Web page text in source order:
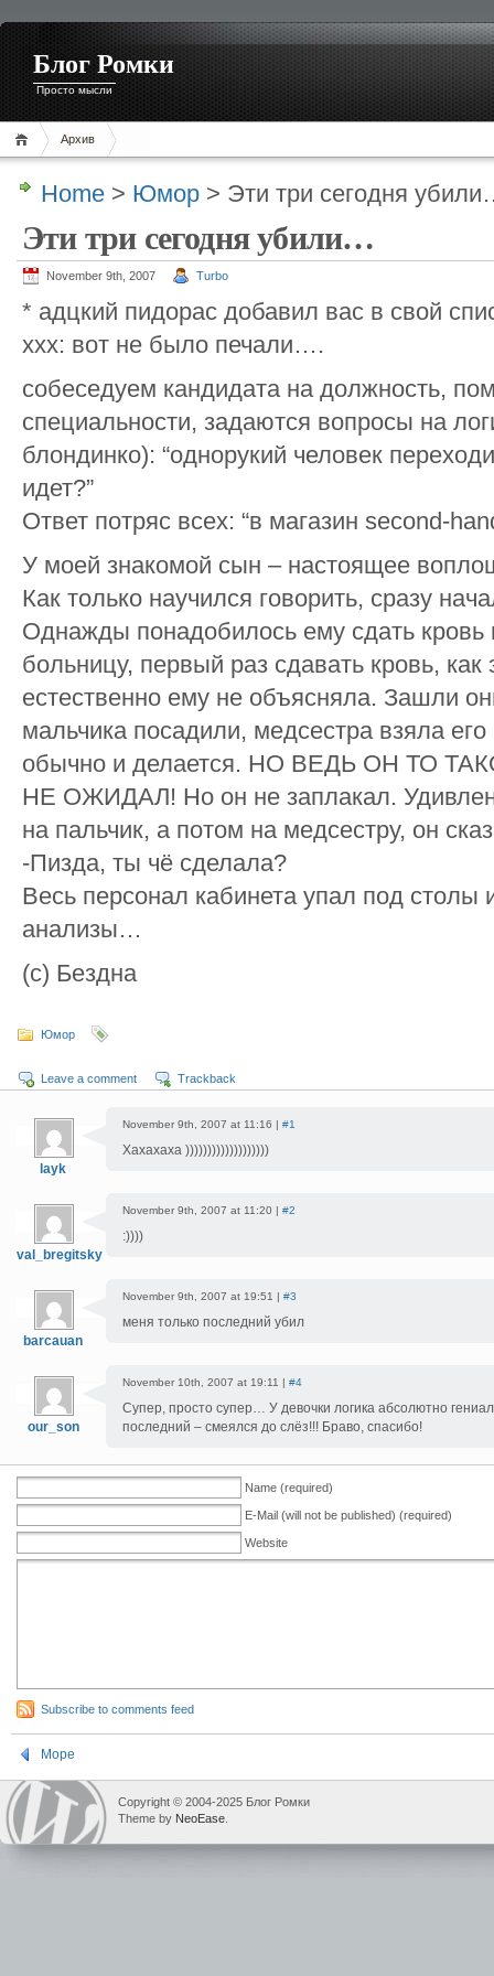
Блог Ромки
Просто мысли
Архив
Home > Юмор > Эти три сегодня
Эти три сегодня убили…
November 9th, 2007 Turbo
* адцкий пидорас добавил вас в свой
ххх: вот не было печали….
собеседуем кандидата на должность,
специальности, задаются вопросы на
блондинко): “однорукий человек
идет?”
Ответ потряс всех: “в магазин second-
У моей знакомой сын – настоящее
Как только научился говорить, сразу
Однажды понадобилось ему сдать
больницу, первый раз сдавать кровь, как
естественно ему не объясняла. Зашли
мальчика посадили, медсестра взяла
обычно и делается. НО ВЕДЬ ОН ТО
НЕ ОЖИДАЛ! Но он не заплакал.
на пальчик, а потом на медсестру, он
-Пизда, ты чё сделала?
Весь персонал кабинета упал под
анализы…
(с) Бездна
Юмор
Leave a comment Trackback
layk
November 9th, 2007 at 11:16 | #1
Хахахаха )))))))))))))))))))
val_bregitsky
November 9th, 2007 at 11:20 | #2
:))))
barcauan
November 9th, 2007 at 19:51 | #3
меня только последний убил
our_son
November 10th, 2007 at 19:11 | #4
Супер, просто супер… У девочки логика абсолютно
последний – смеялся до слёз!!! Браво, спасибо!
Name (required)
E-Mail (will not be published) (required)
Website
Subscribe to comments feed
Море
Copyright © 2004-2025 Блог Ромки
Theme by NeoEase